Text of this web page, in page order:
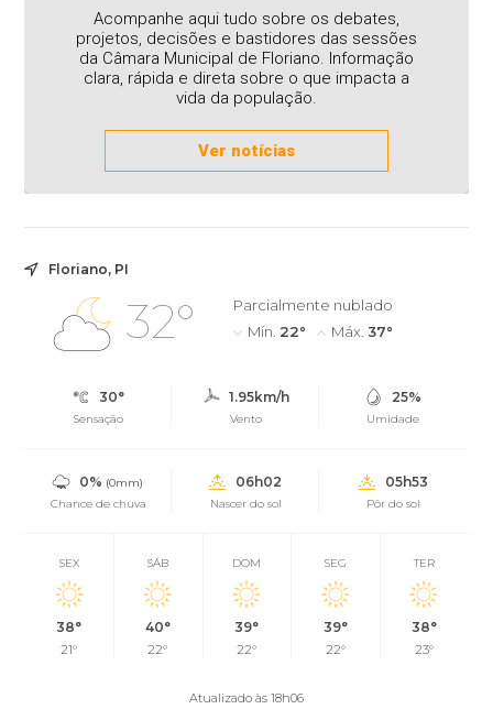
Acompanhe aqui tudo sobre os debates,
projetos, decisões e bastidores das sessões
da Câmara Municipal de Floriano. Informação
clara, rápida e direta sobre o que impacta a
vida da população.
Ver notícias
Floriano, PI
32°
Parcialmente nublado
Mín. 22° Máx. 37°
30°
Sensação
1.95km/h
Vento
25%
Umidade
0% (0mm)
Chance de chuva
06h02
Nascer do sol
05h53
Pôr do sol
SEX
38°
21°
SÁB
40°
22°
DOM
39°
22°
SEG
39°
22°
TER
38°
23°
Atualizado às 18h06